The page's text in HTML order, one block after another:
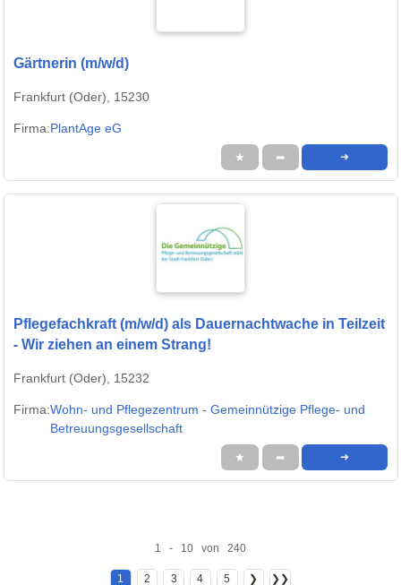
Gärtnerin (m/w/d)
Frankfurt (Oder), 15230
Firma:PlantAge eG
★ ➦ ➜
Pflegefachkraft (m/w/d) als Dauernachtwache in Teilzeit
- Wir ziehen an einem Strang!
Frankfurt (Oder), 15232
Firma:Wohn- und Pflegezentrum - Gemeinnützige Pflege- und
Betreuungsgesellschaft
★ ➦ ➜
1 - 10 von 240
1 2 3 4 5 ❯ ❯❯